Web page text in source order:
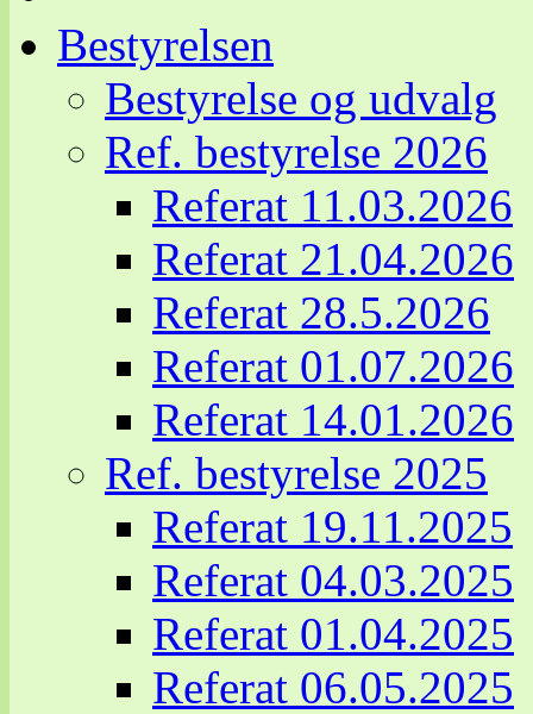
Bestyrelsen
Bestyrelse og udvalg
Ref. bestyrelse 2026
Referat 11.03.2026
Referat 21.04.2026
Referat 28.5.2026
Referat 01.07.2026
Referat 14.01.2026
Ref. bestyrelse 2025
Referat 19.11.2025
Referat 04.03.2025
Referat 01.04.2025
Referat 06.05.2025